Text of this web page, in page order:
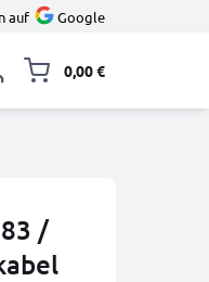
auf Google
0,00 €
/